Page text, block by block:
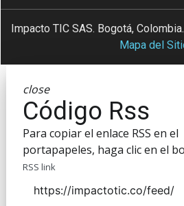
Impacto TIC SAS. Bogotá,
Mapa del
close
Código Rss
Para copiar el enlace RSS en el
portapapeles, haga clic en el
RSS link